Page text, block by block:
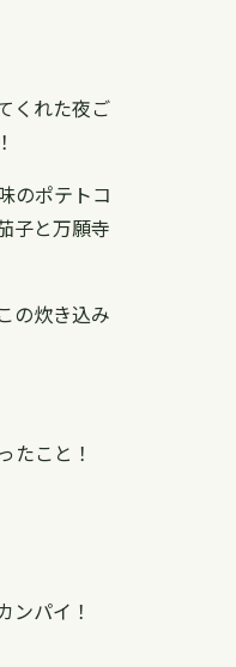
くれた夜ご
のポテトコ
子と万願寺
の炊き込み
たこと！
ンパイ！